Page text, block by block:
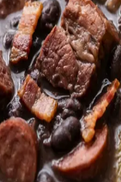
ja paksu kastme. Iga
– alates muredaks
peekonitükkideni.
ja sibula
mis soojendab
Serveerimisel
esile vajaliku
mis tasakaalustab
suurepärane valik
soovitakse
Roa aroom, mis
vältel, kutsub